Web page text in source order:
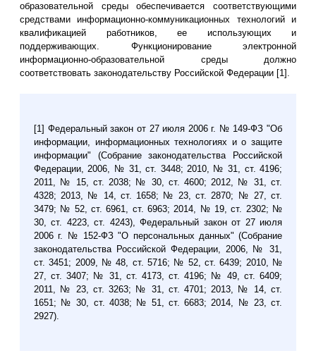
образовательной среды обеспечивается соответствующими
средствами информационно-коммуникационных технологий и
квалификацией работников, ее использующих и
поддерживающих. Функционирование электронной
информационно-образовательной среды должно
соответствовать законодательству Российской Федерации [1].
[1] Федеральный закон от 27 июля 2006 г. № 149-ФЗ "Об
информации, информационных технологиях и о защите
информации" (Собрание законодательства Российской
Федерации, 2006, № 31, ст. 3448; 2010, № 31, ст. 4196;
2011, № 15, ст. 2038; № 30, ст. 4600; 2012, № 31, ст.
4328; 2013, № 14, ст. 1658; № 23, ст. 2870; № 27, ст.
3479; № 52, ст. 6961, ст. 6963; 2014, № 19, ст. 2302; №
30, ст. 4223, ст. 4243), Федеральный закон от 27 июля
2006 г. № 152-ФЗ "О персональных данных" (Собрание
законодательства Российской Федерации, 2006, № 31,
ст. 3451; 2009, № 48, ст. 5716; № 52, ст. 6439; 2010, №
27, ст. 3407; № 31, ст. 4173, ст. 4196; № 49, ст. 6409;
2011, № 23, ст. 3263; № 31, ст. 4701; 2013, № 14, ст.
1651; № 30, ст. 4038; № 51, ст. 6683; 2014, № 23, ст.
2927).